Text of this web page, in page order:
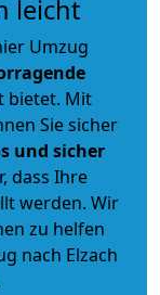
leicht
Umzug
bietet. Mit
Sie sicher
und sicher
dass Ihre
werden. Wir
zu helfen
nach Elzach